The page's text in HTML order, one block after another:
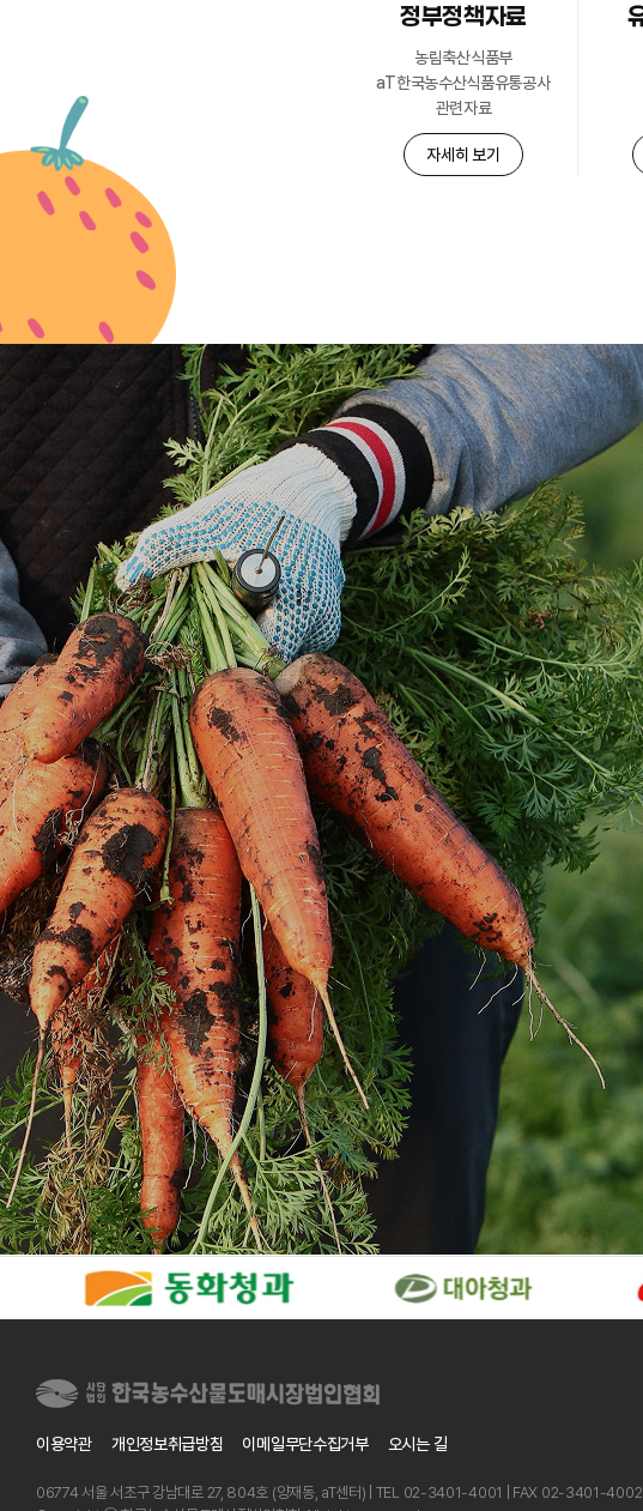
정부정책자료
농림축산식품부
aT한국농수산식품유통공사
관련자료
자세히 보기
이용약관 개인정보취급방침 이메일무단수집거부 오시는 길
06774 서울 서초구 강남대로 27, 804호 (양재동, aT센터) | TEL 02-3401-4001 | FAX 02-3401-4002